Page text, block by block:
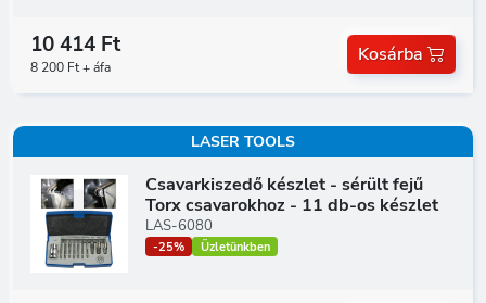
10 414 Ft
8 200 Ft + áfa
Kosárba
LASER TOOLS
Csavarkiszedő készlet - sérült fejű
Torx csavarokhoz - 11 db-os készlet
LAS-6080
-25% Üzletünkben